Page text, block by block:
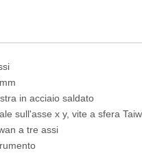
in acciaio saldato
sull'asse x y, vite a sfera
a tre assi